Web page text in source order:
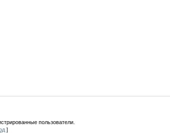
пользователи.
]